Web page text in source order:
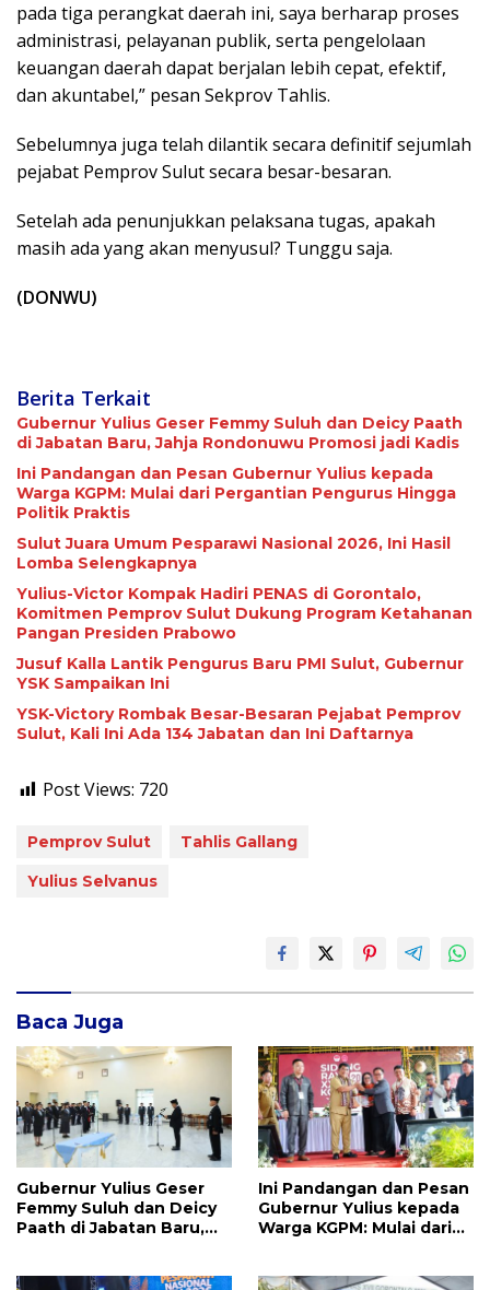
pada tiga perangkat daerah ini, saya berharap proses
administrasi, pelayanan publik, serta pengelolaan
keuangan daerah dapat berjalan lebih cepat, efektif,
dan akuntabel,” pesan Sekprov Tahlis.
Sebelumnya juga telah dilantik secara definitif sejumlah
pejabat Pemprov Sulut secara besar-besaran.
Setelah ada penunjukkan pelaksana tugas, apakah
masih ada yang akan menyusul? Tunggu saja.
(DONWU)
Berita Terkait
Gubernur Yulius Geser Femmy Suluh dan Deicy Paath
di Jabatan Baru, Jahja Rondonuwu Promosi jadi Kadis
Ini Pandangan dan Pesan Gubernur Yulius kepada
Warga KGPM: Mulai dari Pergantian Pengurus Hingga
Politik Praktis
Sulut Juara Umum Pesparawi Nasional 2026, Ini Hasil
Lomba Selengkapnya
Yulius-Victor Kompak Hadiri PENAS di Gorontalo,
Komitmen Pemprov Sulut Dukung Program Ketahanan
Pangan Presiden Prabowo
Jusuf Kalla Lantik Pengurus Baru PMI Sulut, Gubernur
YSK Sampaikan Ini
YSK-Victory Rombak Besar-Besaran Pejabat Pemprov
Sulut, Kali Ini Ada 134 Jabatan dan Ini Daftarnya
Post Views: 720
Pemprov Sulut
Tahlis Gallang
Yulius Selvanus
Baca Juga
Gubernur Yulius Geser
Femmy Suluh dan Deicy
Paath di Jabatan Baru,
Ini Pandangan dan Pesan
Gubernur Yulius kepada
Warga KGPM: Mulai dari